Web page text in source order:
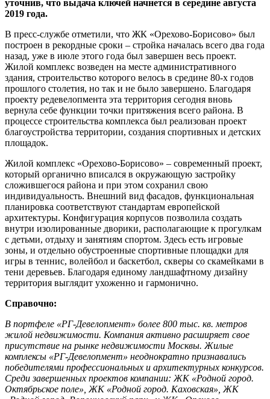
уточнив, что выдача ключей начнется в середине августа
2019 года.
В пресс-службе отметили, что ЖК «Орехово-Борисово» был
построен в рекордные сроки – стройка началась всего два года
назад, уже в июле этого года был завершен весь проект.
Жилой комплекс возведен на месте административного
здания, строительство которого велось в средине 80-х годов
прошлого столетия, но так и не было завершено. Благодаря
проекту редевелопмента эта территория сегодня вновь
вернула себе функции точки притяжения всего района. В
процессе строительства комплекса был реализован проект
благоустройства территории, создания спортивных и детских
площадок.
Жилой комплекс «Орехово-Борисово» – современный проект,
который органично вписался в окружающую застройку
сложившегося района и при этом сохранил свою
индивидуальность. Внешний вид фасадов, функциональная
планировка соответствуют стандартам европейской
архитектуры. Конфигурация корпусов позволила создать
внутри изолированные дворики, располагающие к прогулкам
с детьми, отдыху и занятиям спортом. Здесь есть игровые
зоны, и отдельно обустроенные спортивные площадки для
игры в теннис, волейбол и баскетбол, скверы со скамейками в
тени деревьев. Благодаря единому ландшафтному дизайну
территория выглядит ухоженно и гармонично.
Справочно:
В портфеле «РГ-Девелопмент» более 800 тыс. кв. метров
жилой недвижимости. Компания активно расширяет свое
присутствие на рынке недвижимости Москвы. Жилые
комплексы «РГ-Девелопмент» неоднократно признавались
победителями профессиональных и архитектурных конкурсов.
Среди завершенных проектов компании: ЖК «Родной город.
Октябрьское поле», ЖК «Родной город. Каховская», ЖК